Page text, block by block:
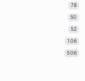
78
50
52
106
506